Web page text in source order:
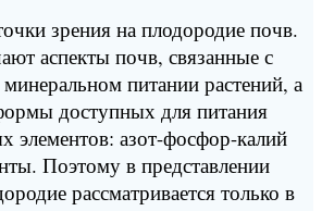
зрения на плодородие почв.
аспекты почв, связанные с
питании растений, а
доступных для питания
элементов: азот-фосфор-калий
Поэтому в представлении
рассматривается только в